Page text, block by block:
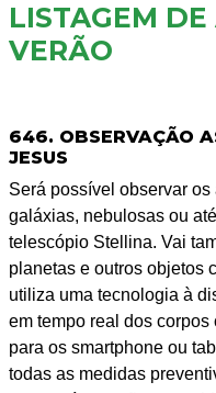
LISTAGEM DE
VERÃO
646. OBSERVAÇÃO
JESUS
Será possível observar
galáxias, nebulosas ou
telescópio Stellina. Vai
planetas e outros objetos
utiliza uma tecnologia à
em tempo real dos
para os smartphone ou
todas as medidas